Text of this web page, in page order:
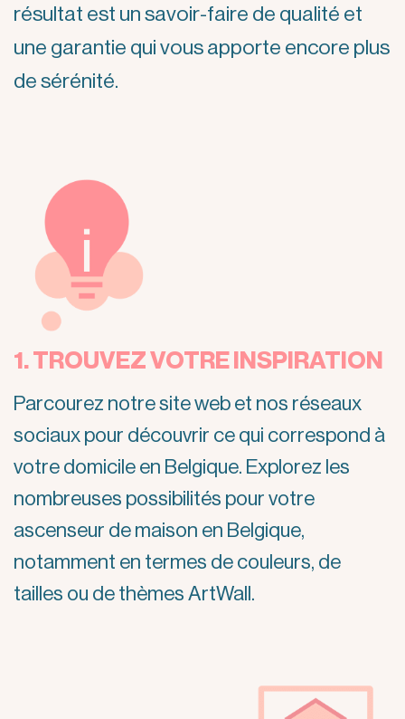
résultat est un savoir-faire de qualité et
une garantie qui vous apporte encore plus
de sérénité.
1. TROUVEZ VOTRE INSPIRATION
Parcourez notre site web et nos réseaux
sociaux pour découvrir ce qui correspond à
votre domicile en Belgique. Explorez les
nombreuses possibilités pour votre
ascenseur de maison en Belgique,
notamment en termes de couleurs, de
tailles ou de thèmes ArtWall.